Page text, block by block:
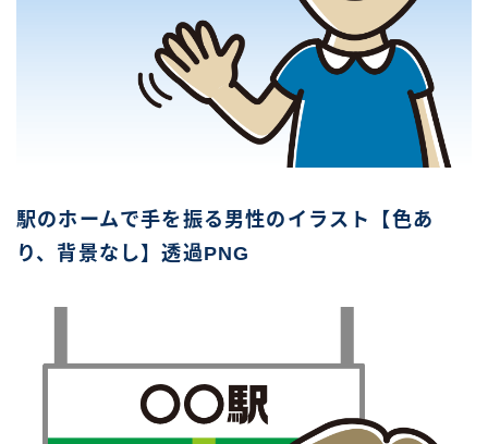
駅のホームで手を振る男性のイラスト【色あ
り、背景なし】透過PNG